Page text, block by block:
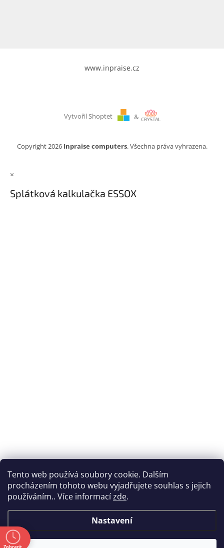
Tento web používá soubory cookie. Dalším
procházením tohoto webu vyjadřujete souhlas s jejich
používáním.. Více informacízde.
Nastavení
www.inpraise.cz
Vytvořil Shoptet &
Copyright 2026 Inpraise computers. Všechna práva vyhrazena.
×
Splátková kalkulačka ESSOX